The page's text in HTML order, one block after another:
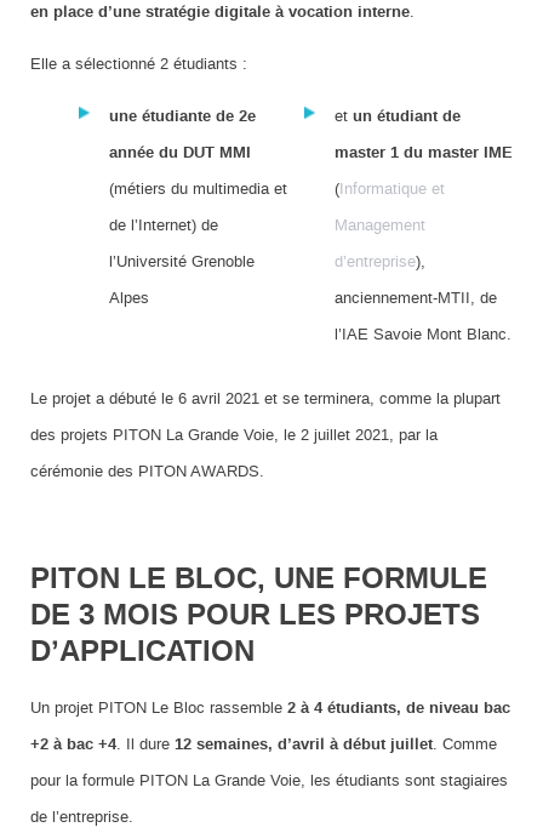
en place d’une stratégie digitale à vocation interne.
Elle a sélectionné 2 étudiants :
une étudiante de 2e
année du DUT MMI
(métiers du multimedia et
de l’Internet) de
l’Université Grenoble
Alpes
et un étudiant de
master 1 du master IME
(Informatique et
Management
d’entreprise),
anciennement-MTII, de
l’IAE Savoie Mont Blanc.
Le projet a débuté le 6 avril 2021 et se terminera, comme la plupart
des projets PITON La Grande Voie, le 2 juillet 2021, par la
cérémonie des PITON AWARDS.
PITON LE BLOC, UNE FORMULE
DE 3 MOIS POUR LES PROJETS
D’APPLICATION
Un projet PITON Le Bloc rassemble 2 à 4 étudiants, de niveau bac
+2 à bac +4. Il dure 12 semaines, d’avril à début juillet. Comme
pour la formule PITON La Grande Voie, les étudiants sont stagiaires
de l’entreprise.